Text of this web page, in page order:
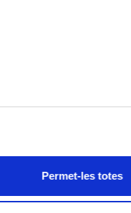
Permet-les totes
DE